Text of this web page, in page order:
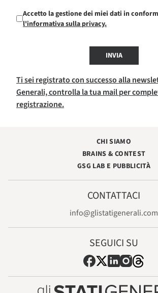
Accetto la gestione dei miei dati in
l'informativa sulla privacy.
INVIA
Ti sei registrato con successo alla
Generali, controlla la tua mail per
registrazione.
CHI SIAMO
BRAINS & CONTEST
GSG LAB E PUBBLICITÀ
CONTATTACI
info@glistatigenerali.com
SEGUICI SU